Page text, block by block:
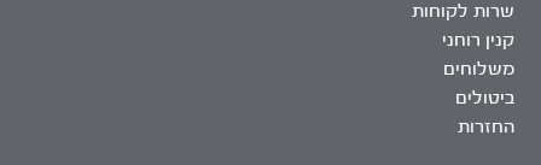
שרות לקוחות
קנין רוחני
משלוחים
ביטולים
החזרות